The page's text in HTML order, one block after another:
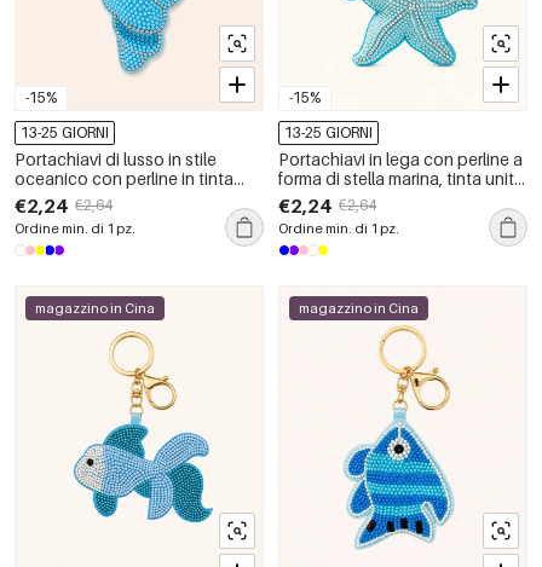
-15%
13-25 GIORNI
Portachiavi di lusso in stile
oceanico con perline in tinta
unita naturale e strass in lega di
conchiglia.
€2,24 €2,64
Ordine min. di 1 pz.
-15%
13-25 GIORNI
Portachiavi in lega con perline a
forma di stella marina, tinta unita
naturale, serie Simple.
€2,24 €2,64
Ordine min. di 1 pz.
magazzino in Cina magazzino in Cina